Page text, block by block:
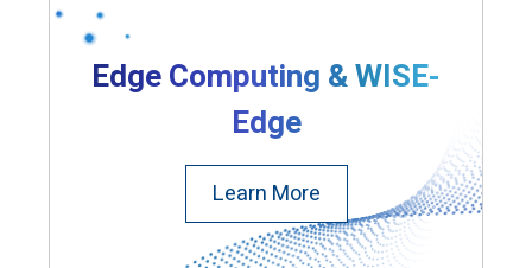
Edge Computing & WISE-
Edge
Learn More